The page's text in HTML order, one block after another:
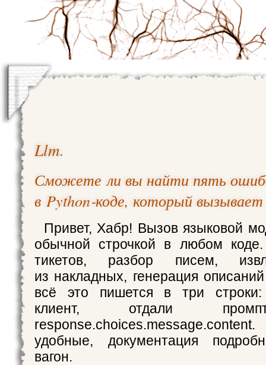
Llm.
Сможете ли вы найти пять
в Python‑коде, который
Привет, Хабр! Вызов языковой
обычной строчкой в любом
тикетов, разбор писем,
из накладных, генерация
всё это пишется в три строки:
клиент, отдали
удобные, документация
вагон.